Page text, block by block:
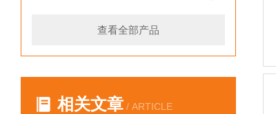
查看全部产品
相关文章 / ARTICLE